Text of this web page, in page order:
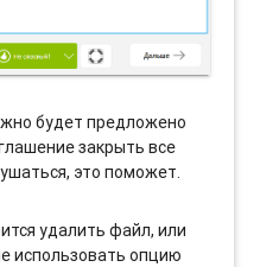
будет предложено
закрыть все
это поможет.
удалить файл, или
использовать опцию